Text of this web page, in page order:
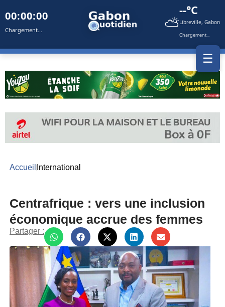
00:00:00
Chargement... ⛅
--°C
Libreville, Gabon
Chargement...
☰
Accueil International
Centrafrique : vers une inclusion
économique accrue des femmes
Partager :